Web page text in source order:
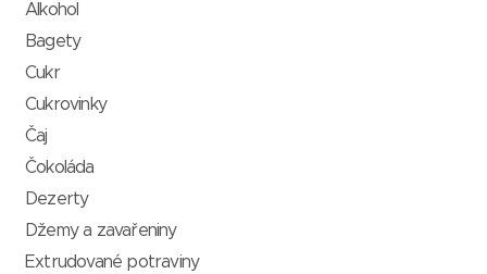
Alkohol
Bagety
Cukr
Cukrovinky
Čaj
Čokoláda
Dezerty
Džemy a zavařeniny
Extrudované potraviny